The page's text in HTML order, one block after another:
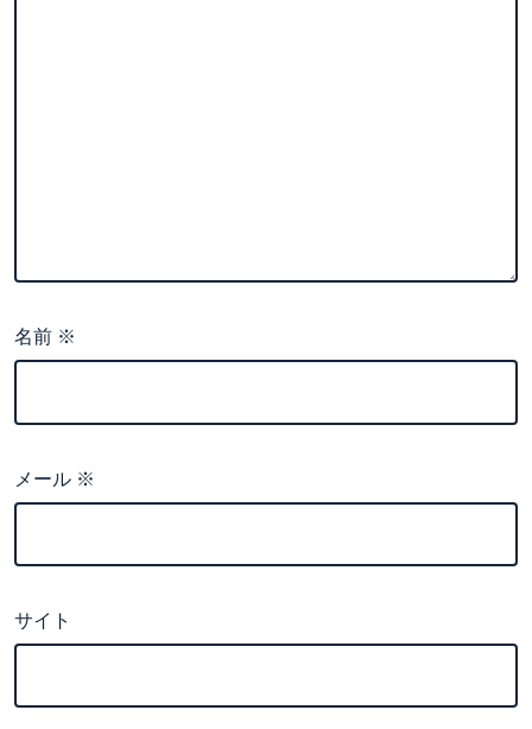
名前 ※
メール ※
サイト